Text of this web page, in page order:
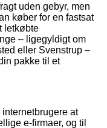
uden gebyr, men
køber for en fastsat
letkøbte
– ligegyldigt om
eller Svenstrup –
pakke til et
at
e-firmaer, og til